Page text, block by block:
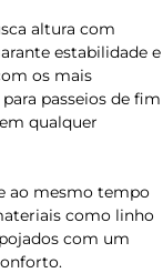
altura com
estabilidade e
os mais
passeios de fim
qualquer
ao mesmo tempo
como linho
com um